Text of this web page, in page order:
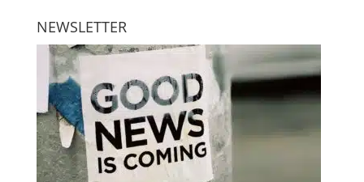
NEWSLETTER